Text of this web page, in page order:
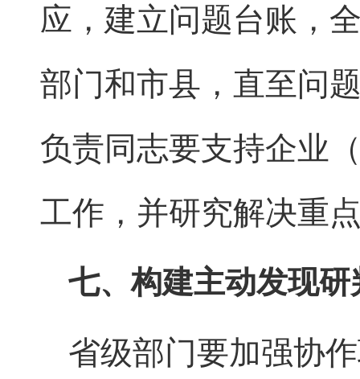
应，建立问题台账，
部门和市县，直至问
负责同志要支持企业
工作，并研究解决重
七、构建主动发现
省级部门要加强协